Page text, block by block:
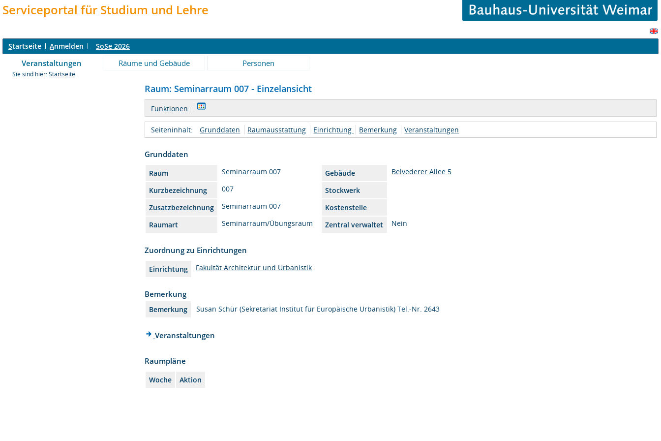
Serviceportal für Studium und Lehre
Startseite Anmelden SoSe 2026
Veranstaltungen Räume und Gebäude Personen
Sie sind hier: Startseite
Raum: Seminarraum 007 - Einzelansicht
Funktionen:
Seiteninhalt: Grunddaten Raumausstattung Einrichtung Bemerkung Veranstaltungen
Grunddaten
Raum Seminarraum 007 Gebäude
Belvederer Allee 5
Kurzbezeichnung
007
Stockwerk
Zusatzbezeichnung
Seminarraum 007
Kostenstelle
Raumart
Seminarraum/Übungsraum Zentral verwaltet Nein
Zuordnung zu Einrichtungen
Einrichtung Fakultät Architektur und Urbanistik
Bemerkung
Bemerkung Susan Schür (Sekretariat Institut für Europäische Urbanistik) Tel.-Nr. 2643
Veranstaltungen
Raumpläne
Woche Aktion